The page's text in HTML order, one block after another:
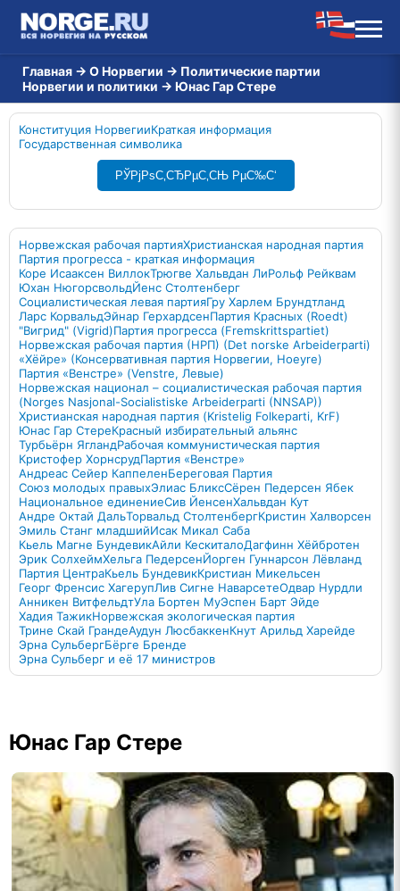
Главная → О Норвегии → Политические партии
Норвегии и политики → Юнас Гар Стере
Конституция НорвегииКраткая информация
Государственная символика
РЎРјРѕС‚СЂРµС‚СЊ РµС‰С‘
Норвежская рабочая партияХристианская народная партия
Партия прогресса - краткая информация
Коре Исааксен ВиллокТрюгве Хальвдан ЛиРольф Рейквам
Юхан НюгорсвольдЙенс Столтенберг
Социалистическая левая партияГру Харлем Брундтланд
Ларс КорвальдЭйнар ГерхардсенПартия Красных (Roedt)
"Вигрид" (Vigrid)Партия прогресса (Fremskrittspartiet)
Норвежская рабочая партия (НРП) (Det norske Arbeiderparti)
«Хёйре» (Консервативная партия Норвегии, Hoeyre)
Партия «Венстре» (Venstre, Левые)
Норвежская национал – социалистическая рабочая партия
(Norges Nasjonal-Socialistiske Arbeiderparti (NNSAP))
Христианская народная партия (Kristelig Folkeparti, KrF)
Юнас Гар СтереКрасный избирательный альянс
Турбьёрн ЯгландРабочая коммунистическая партия
Кристофер ХорнсрудПартия «Венстре»
Андреас Сейер КаппеленБереговая Партия
Союз молодых правыхЭлиас БликсСёрен Педерсен Ябек
Национальное единениеСив ЙенсенХальвдан Кут
Андре Октай ДальТорвальд СтолтенбергКристин Халворсен
Эмиль Станг младшийИсак Микал Саба
Кьель Магне БундевикАйли КескиталоДагфинн Хёйбротен
Эрик СолхеймХельга ПедерсенЙорген Гуннарсон Лёвланд
Партия ЦентраКьель БундевикКристиан Микельсен
Георг Френсис ХагерупЛив Сигне НаварсетеОдвар Нурдли
Анникен ВитфельдтУла Бортен МуЭспен Барт Эйде
Хадия ТажикНорвежская экологическая партия
Трине Скай ГрандеАудун ЛюсбаккенКнут Арильд Харейде
Эрна СульбергБёрге Бренде
Эрна Сульберг и её 17 министров
Юнас Гар Стере